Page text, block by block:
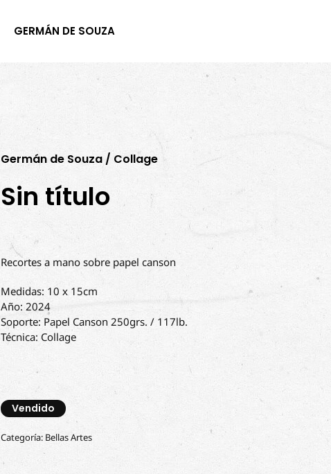
GERMÁN DE SOUZA
Germán de Souza / Collage
Sin título
Recortes a mano sobre papel canson
Medidas: 10 x 15cm
Año: 2024
Soporte: Papel Canson 250grs. / 117lb.
Técnica: Collage
Vendido
Categoría: Bellas Artes